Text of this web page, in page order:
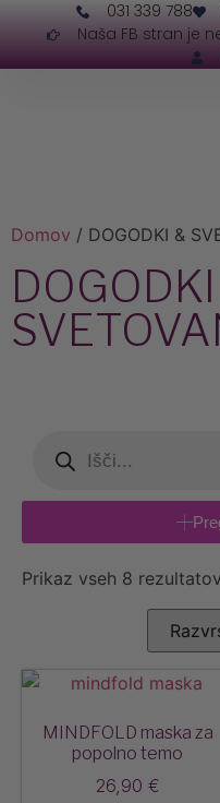
031 339 788
Naša FB stran je
Domov / DOGODKI &
Prikaz vseh 8 rezultatov
MINDFOLD maska za
popolno temo
26,90 €